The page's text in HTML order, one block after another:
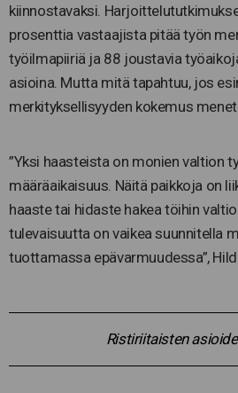
kiinnostavaksi.
prosenttia vastaajista pitää työn
työilmapiiriä ja 88 joustavia
asioina. Mutta mitä tapahtuu, jos
merkityksellisyyden kokemus
”Yksi haasteista on monien valtion
määräaikaisuus. Näitä paikkoja on
haaste tai hidaste hakea töihin
tulevaisuutta on vaikea suunnitella
tuottamassa epävarmuudessa”,
Ristiriitaisten